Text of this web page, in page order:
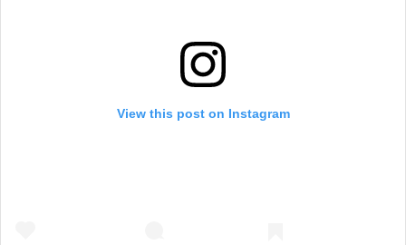
View this post on Instagram